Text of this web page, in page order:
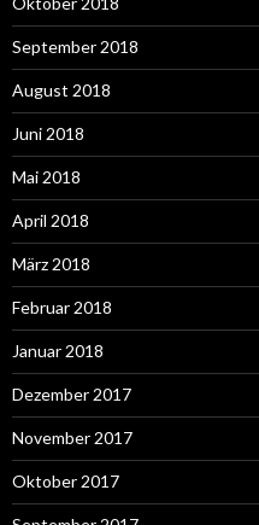
September 2018
August 2018
Juni 2018
Mai 2018
April 2018
März 2018
Februar 2018
Januar 2018
Dezember 2017
November 2017
Oktober 2017